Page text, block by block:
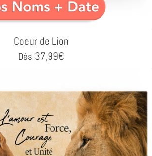
Coeur de Lion
Dès 37,99€